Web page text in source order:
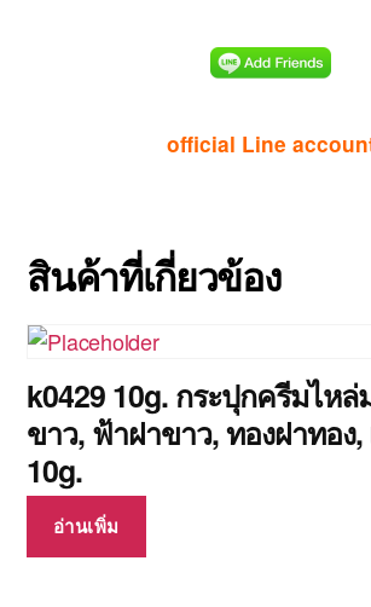
official Line
สินค้าที่เกี่ยวข้อง
k0429 10g. กระปุกครีมไห
ขาว, ฟ้าฝาขาว, ทองฝาทอง,
10g.
อ่านเพิ่ม